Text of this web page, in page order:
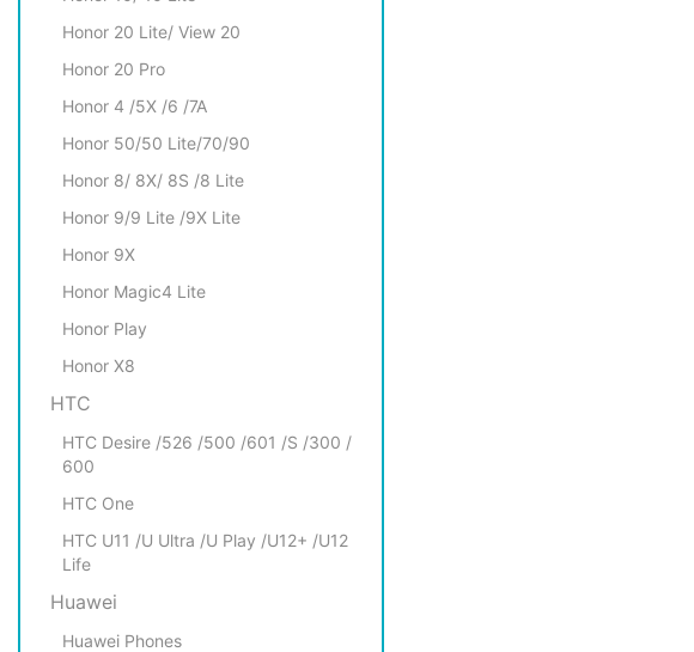
Honor 20 Lite/ View 20
Honor 20 Pro
Honor 4 /5X /6 /7A
Honor 50/50 Lite/70/90
Honor 8/ 8X/ 8S /8 Lite
Honor 9/9 Lite /9X Lite
Honor 9X
Honor Magic4 Lite
Honor Play
Honor X8
HTC
HTC Desire /526 /500 /601 /S /300 /
600
HTC One
HTC U11 /U Ultra /U Play /U12+ /U12
Life
Huawei
Huawei Phones